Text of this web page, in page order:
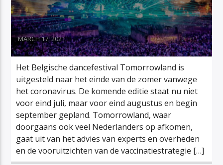
MARCH 17, 2021
Het Belgische dancefestival Tomorrowland is
uitgesteld naar het einde van de zomer vanwege
het coronavirus. De komende editie staat nu niet
voor eind juli, maar voor eind augustus en begin
september gepland. Tomorrowland, waar
doorgaans ook veel Nederlanders op afkomen,
gaat uit van het advies van experts en overheden
en de vooruitzichten van de vaccinatiestrategie […]